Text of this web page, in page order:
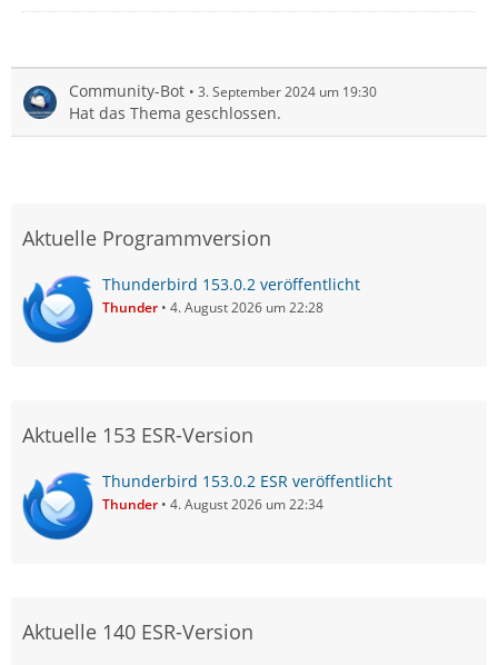
Community-Bot 3. September 2024 um 19:30
Hat das Thema geschlossen.
Aktuelle Programmversion
Thunderbird 153.0.2 veröffentlicht
Thunder 4. August 2026 um 22:28
Aktuelle 153 ESR-Version
Thunderbird 153.0.2 ESR veröffentlicht
Thunder 4. August 2026 um 22:34
Aktuelle 140 ESR-Version